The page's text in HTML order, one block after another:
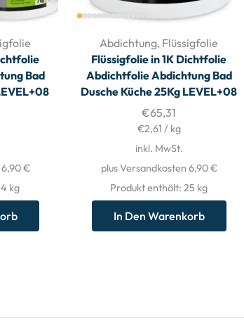
Bad
6,90 €
kg
Abdichtung, Flüssigfolie
Flüssigfolie in 1K Dichtfolie
Abdichtfolie Abdichtung Bad
Dusche Küche 25Kg LEVEL+08
€65,31
€2,61 / kg
inkl. MwSt.
plus Versandkosten 6,90 €
Produkt enthält: 25 kg
In Den Warenkorb